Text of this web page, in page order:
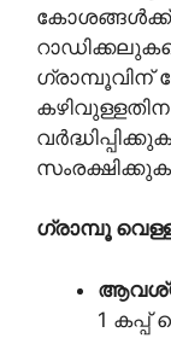
ഗ്രാമ്പൂവിന്
ഗ്രാമ്പൂ
1 കപ്പ്